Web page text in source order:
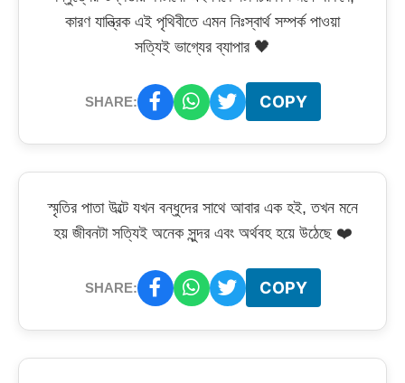
কারণ যান্ত্রিক এই পৃথিবীতে এমন নিঃস্বার্থ সম্পর্ক পাওয়া
সত্যিই ভাগ্যের ব্যাপার 🖤
SHARE: COPY
স্মৃতির পাতা উল্টে যখন বন্ধুদের সাথে আবার এক হই, তখন মনে
হয় জীবনটা সত্যিই অনেক সুন্দর এবং অর্থবহ হয়ে উঠেছে ❤️
SHARE: COPY